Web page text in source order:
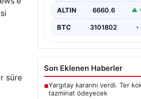
süre
bir biçimde iletişim
Halen…
ALTIN 6660.6 ▲
BTC 3101802 •
Son Eklenen Haberler
■Yargıtay kararını verdi. Ter
tazminat ödeyecek